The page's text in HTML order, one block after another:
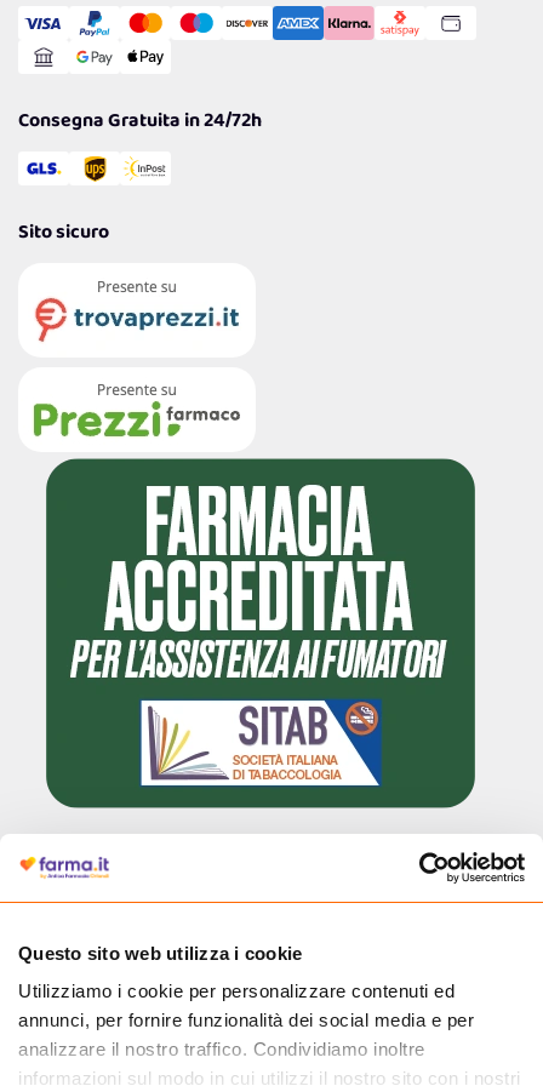
Questo sito web utilizza i cookie
Utilizziamo i cookie per personalizzare contenuti ed
annunci, per fornire funzionalità dei social media e per
analizzare il nostro traffico. Condividiamo inoltre
informazioni sul modo in cui utilizzi il nostro sito con i nostri
Gestisci Cookie
Reso Facile e Veloce
Consegna Gratuita in 24/72h
Sito sicuro
autorizzata dal Ministero della Salute a effettuare la vendita online di